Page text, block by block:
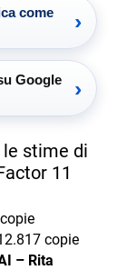
come
›
Google
›
stime di
11
copie
– Rita